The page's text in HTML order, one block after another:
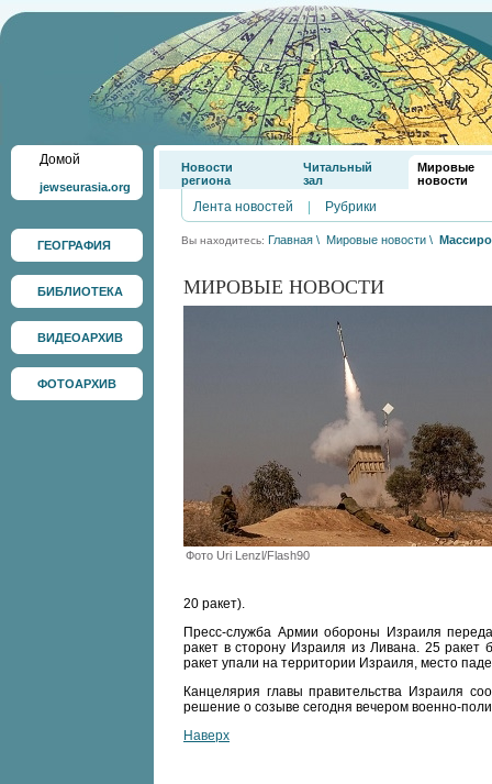
Домой
jewseurasia.org
ГЕОГРАФИЯ
БИБЛИОТЕКА
ВИДЕОАРХИВ
ФОТОАРХИВ
Новости
региона
Читальный
зал
Мировые
новости
Лента новостей Рубрики
Вы находитесь: Главная \ Мировые новости \
МИРОВЫЕ НОВОСТИ
Фото Uri Lenzl/Flash90
20 ракет).
Пресс-служба Армии обороны Израиля
ракет в сторону Израиля из Ливана. 25
ракет упали на территории Израиля, место
Канцелярия главы правительства Израиля
решение о созыве сегодня вечером военно-
Наверх